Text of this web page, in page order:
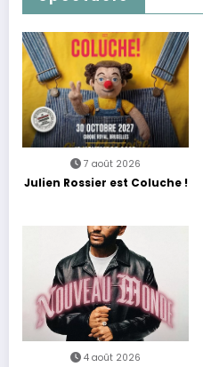
7 août 2026
Julien Rossier est Coluche !
4 août 2026